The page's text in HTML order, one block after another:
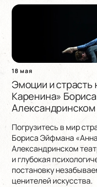
18 мая
Эмоции и страсть
Каренина»
Александринском
Погрузитесь в мир
Бориса Эйфмана
Александринском
и глубокая
постановку
ценителей искусства.